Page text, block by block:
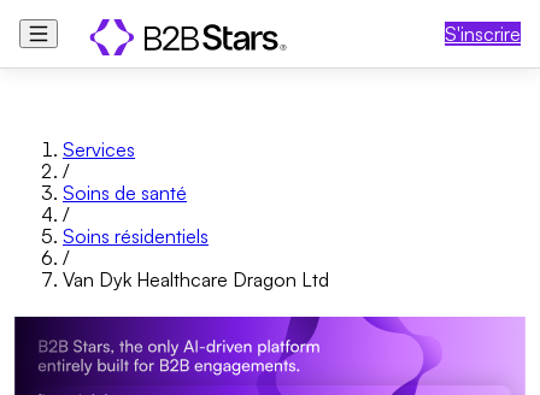
S'inscrire
Services
/
Soins de santé
/
Soins résidentiels
/
Van Dyk Healthcare Dragon Ltd